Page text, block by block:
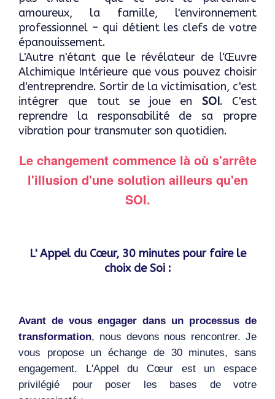
amoureux, la famille, l'environnement
professionnel – qui détient les clefs de votre
épanouissement.
L'Autre n'étant que le révélateur de l'Œuvre
Alchimique Intérieure que vous pouvez choisir
d'entreprendre. Sortir de la victimisation, c'est
intégrer que tout se joue en SOI. C'est
reprendre la responsabilité de sa propre
vibration pour transmuter son quotidien.
Le changement commence là où s'arrête
l'illusion d'une solution ailleurs qu'en
SOI.
L' Appel du Cœur, 30 minutes pour faire le
choix de Soi :
Avant de vous engager dans un processus de
transformation, nous devons nous rencontrer. Je
vous propose un échange de 30 minutes, sans
engagement. L'Appel du Cœur est un espace
privilégié pour poser les bases de votre